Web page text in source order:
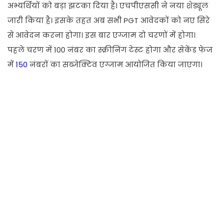
अभ्यर्थियों को बड़ा झटका दिया है। एचपीएससी ने नया शेड्यूल
जारी किया है। इसके तहत अब सभी PGT आवेदकों को नए सिरे
से आवेदन करना होगा। इस बार एग्जाम दो चरणों में होगा।
पहले चरण में 100 नंबर का स्क्रीनिंग टेस्ट होगा और सेकेंड फेज
में150 नंबरों का सब्जेक्टिव एग्जाम आयोजित किया जाएगा।